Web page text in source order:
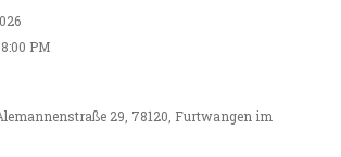
PM
29, 78120, Furtwangen im